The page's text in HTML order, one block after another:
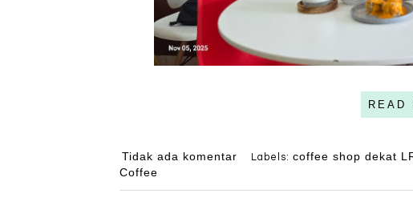
READ
Tidak ada komentar Labels:coffee shop dekat
Coffee